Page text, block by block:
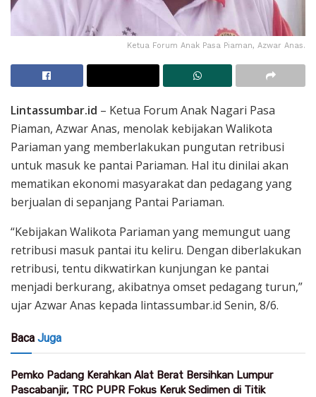
Ketua Forum Anak Pasa Piaman, Azwar Anas.
Lintassumbar.id – Ketua Forum Anak Nagari Pasa
Piaman, Azwar Anas, menolak kebijakan Walikota
Pariaman yang memberlakukan pungutan retribusi
untuk masuk ke pantai Pariaman. Hal itu dinilai akan
mematikan ekonomi masyarakat dan pedagang yang
berjualan di sepanjang Pantai Pariaman.
“Kebijakan Walikota Pariaman yang memungut uang
retribusi masuk pantai itu keliru. Dengan diberlakukan
retribusi, tentu dikwatirkan kunjungan ke pantai
menjadi berkurang, akibatnya omset pedagang turun,”
ujar Azwar Anas kepada lintassumbar.id Senin, 8/6.
Baca Juga
Pemko Padang Kerahkan Alat Berat Bersihkan Lumpur
Pascabanjir, TRC PUPR Fokus Keruk Sedimen di Titik